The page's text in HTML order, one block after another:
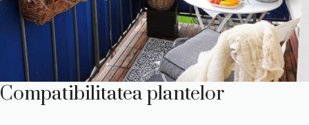
Compatibilitatea plantelor